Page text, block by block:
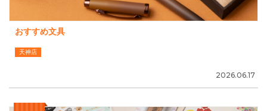
おすすめ文具
天神店
2026.06.17